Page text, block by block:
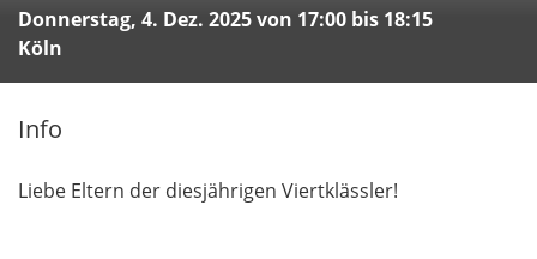
Donnerstag, 4. Dez. 2025 von 17:00 bis 18:15
Köln
Info
Liebe Eltern der diesjährigen Viertklässler!